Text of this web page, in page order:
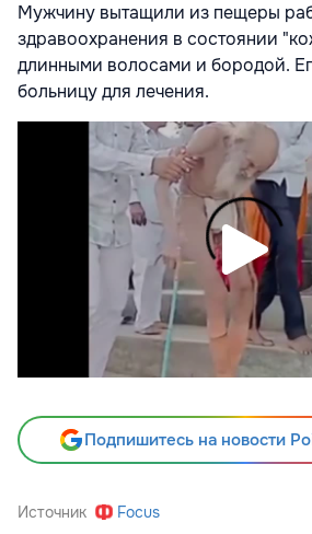
Мужчину вытащили из пещеры
здравоохранения в состоянии
длинными волосами и бородой.
больницу для лечения.
Подпишитесь на новости
Источник Focus